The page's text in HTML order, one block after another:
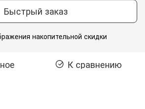
Быстрый заказ
накопительной скидки
К сравнению